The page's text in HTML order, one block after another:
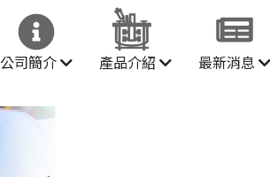
公司簡介 產品介紹 最新消息